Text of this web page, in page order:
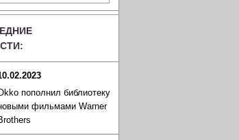
пополнил библиотеку
фильмами Warner